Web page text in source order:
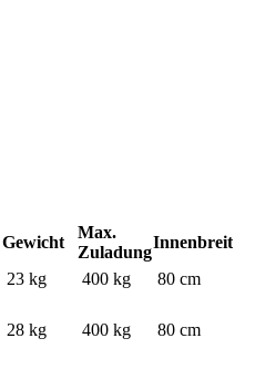
Gewicht
Max.
Zuladung
Innenbreite
23 kg 400 kg 80 cm
28 kg 400 kg 80 cm